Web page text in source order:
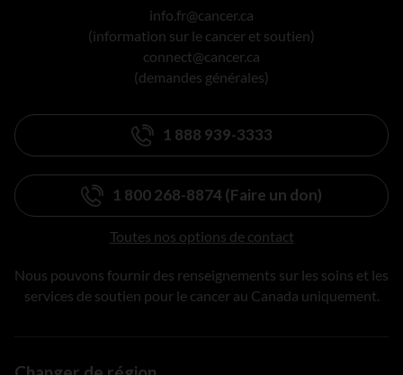
info.fr@cancer.ca
(information sur le cancer et soutien)
connect@cancer.ca
(demandes générales)
1 888 939-3333
1 800 268-8874 (Faire un don)
Toutes nos options de contact
Nous pouvons fournir des renseignements sur les soins et les
services de soutien pour le cancer au Canada uniquement.